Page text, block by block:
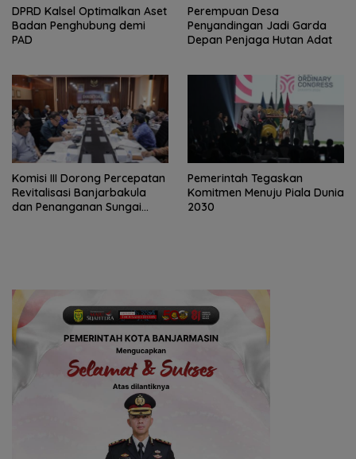
‎DPRD Kalsel Optimalkan Aset
Badan Penghubung demi
PAD
Perempuan Desa
Penyandingan Jadi Garda
Depan Penjaga Hutan Adat
‎Komisi III Dorong Percepatan
Revitalisasi Banjarbakula
dan Penanganan Sungai
Pemerintah Tegaskan
Komitmen Menuju Piala Dunia
2030